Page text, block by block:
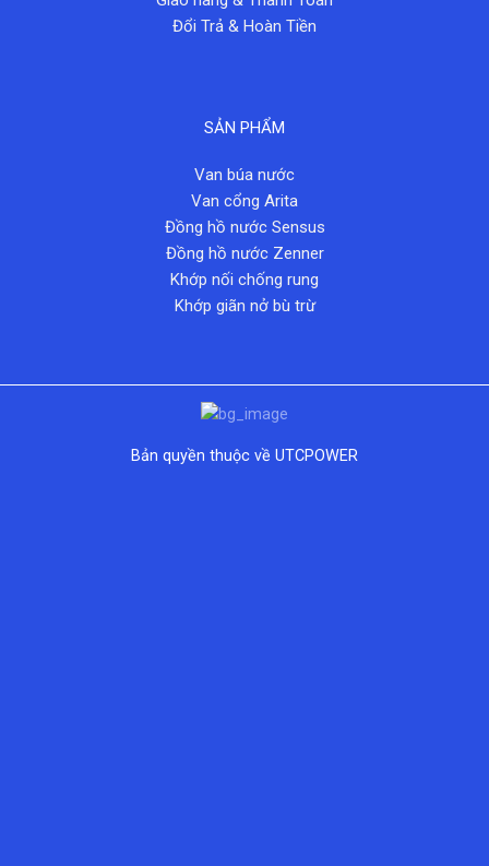
Đổi Trả & Hoàn Tiền
SẢN PHẨM
Van búa nước
Van cổng Arita
Đồng hồ nước Sensus
Đồng hồ nước Zenner
Khớp nối chống rung
Khớp giãn nở bù trừ
Bản quyền thuộc về UTCPOWER